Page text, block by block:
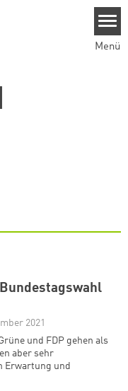
Menü
2021
und FDP gehen als
aber sehr
Erwartung und